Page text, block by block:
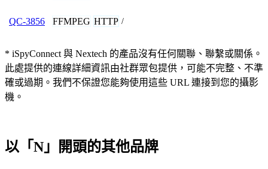
QC-3856 FFMPEG HTTP /
* iSpyConnect 與 Nextech 的產品沒有任何關聯、聯繫或關係。
此處提供的連線詳細資訊由社群眾包提供，可能不完整、不準
確或過期。我們不保證您能夠使用這些 URL 連接到您的攝影
機。
以「N」開頭的其他品牌